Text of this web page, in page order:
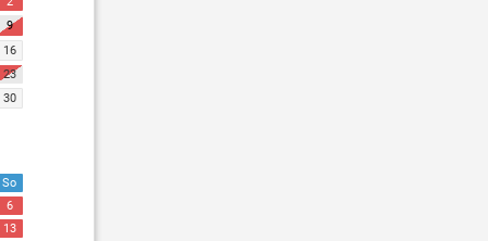
9
16
23
30
So
6
13